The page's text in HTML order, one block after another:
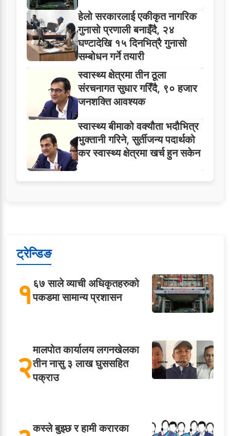
हेलो सरकारलाई एकीकृत नागरिक
गुनासो प्रणाली बनाइँदै, २४
घण्टादेखि १५ दिनभित्रै गुनासो
सम्बोधन गर्ने तयारी
स्वास्थ्य क्षेत्रमा तीन ठूला
संरचनागत सुधार गरिँदै, ९० हजार
जनशक्ति आवश्यक
स्वास्थ्य बीमाको वक्यौता भदौभित्र
भुक्तानी गरिने, सुर्तीजन्य पदार्थको
कर स्वास्थ्य क्षेत्रमा खर्च हुन सकेन
ट्रेन्डिङ
१६७ साले व्याची अधिकृतहरुको
पकडमा सामान्य प्रशासन
२मालपोत कार्यालय लगनखेलका
तीन नासु ३ लाख घुससहित
पक्राउ
कस्ले बुझ्छ र हामी करारका